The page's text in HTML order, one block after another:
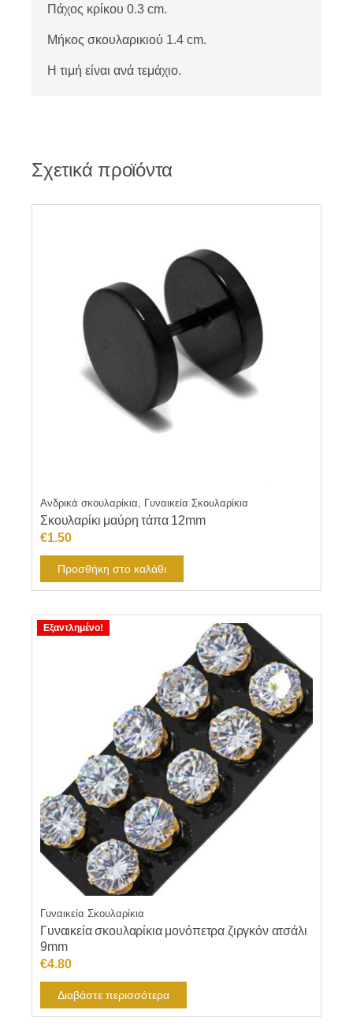
Πάχος κρίκου 0.3 cm.
Μήκος σκουλαρικιού 1.4 cm.
Η τιμή είναι ανά τεμάχιο.
Σχετικά προϊόντα
Ανδρικά σκουλαρίκια, Γυναικεία Σκουλαρίκια
Σκουλαρίκι μαύρη τάπα 12mm
€1.50
Προσθήκη στο καλάθι
Εξαντλημένο!
Γυναικεία Σκουλαρίκια
Γυναικεία σκουλαρίκια μονόπετρα ζιργκόν ατσάλι
9mm
€4.80
Διαβάστε περισσότερα